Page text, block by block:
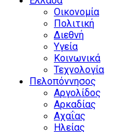
Οικονομία
Πολιτική
Διεθνή
Υγεία
Κοινωνικά
Τεχνολογία
Πελοπόννησος
Αργολίδος
Αρκαδίας
Αχαΐας
Ηλείας